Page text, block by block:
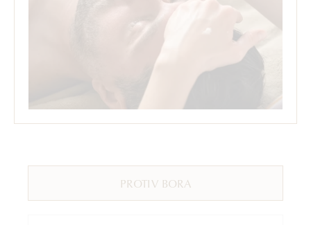
PROTIV BORA